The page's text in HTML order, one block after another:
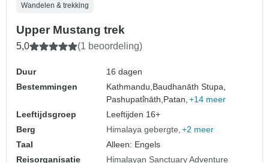
Wandelen & trekking
Upper Mustang trek
5,0 (1 beoordeling)
Duur
16 dagen
Bestemmingen
Kathmandu, Baudhanāth Stupa,
Pashupati̇̄nāth, Patan, +14 meer
Leeftijdsgroep
Leeftijden 16+
Berg
Himalaya gebergte +2 meer
Taal
Alleen: Engels
Reisorganisatie
Himalayan Sanctuary Adventure